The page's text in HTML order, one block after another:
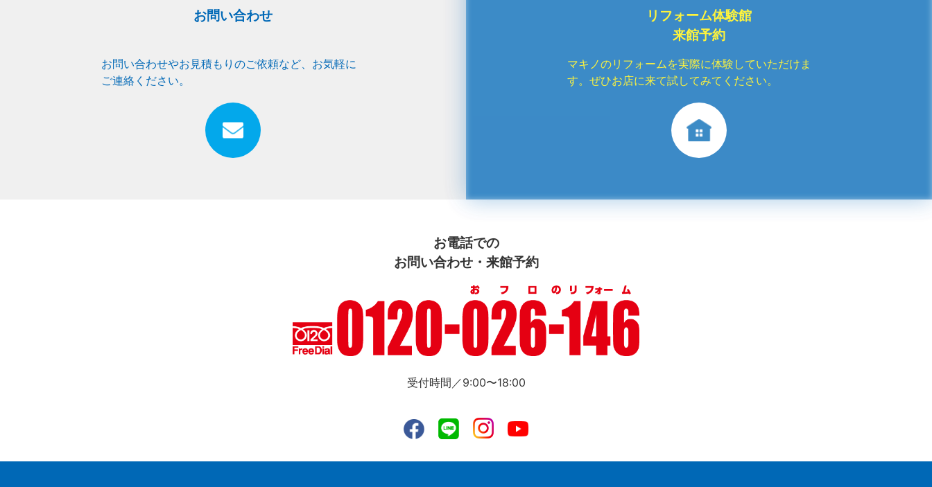
お問い合わせ
お問い合わせやお見積もりのご依頼など、お気軽に
ご連絡ください。
リフォーム体験館
来館予約
マキノのリフォームを実際に体験していただけま
す。ぜひお店に来て試してみてください。
お電話での
お問い合わせ・来館予約
受付時間／9:00〜18:00